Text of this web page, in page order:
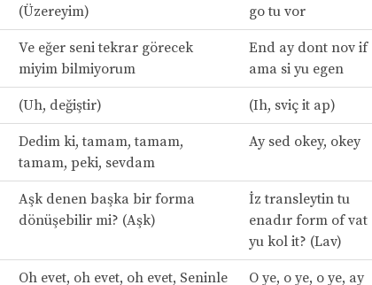
(Üzereyim)
go tu vor
Ve eğer seni tekrar görecek
miyim bilmiyorum
End ay dont nov if
ama si yu egen
(Uh, değiştir) (Ih, sviç it ap)
Dedim ki, tamam, tamam,
tamam, peki, sevdam
Ay sed okey, okey
Aşk denen başka bir forma
dönüşebilir mi? (Aşk)
İz transleytin tu
enadır form of vat
yu kol it? (Lav)
Oh evet, oh evet, oh evet, Seninle O ye, o ye, o ye, ay